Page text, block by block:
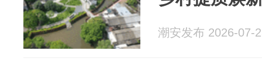
潮安发布 2026-07-